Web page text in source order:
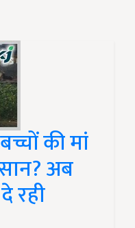
की मां
अब
रही